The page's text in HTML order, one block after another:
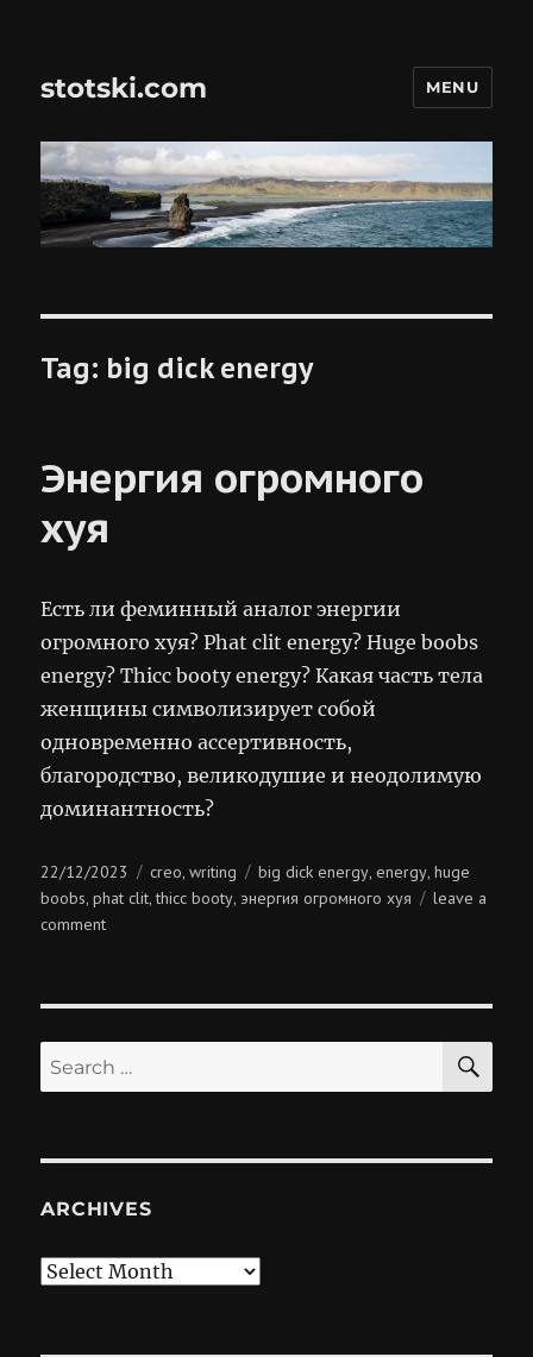
stotski.com MENU
Tag: big dick energy
Энергия огромного
хуя
Есть ли феминный аналог энергии
огромного хуя? Phat clit energy? Huge boobs
energy? Thicc booty energy? Какая часть тела
женщины символизирует собой
одновременно ассертивность,
благородство, великодушие и неодолимую
доминантность?
Posted
on
22/12/2023 Categories
creo,writing Tags
big dick energy,energy,huge
boobs,phat clit,thicc booty, энергия огромного хуя
leave a
commenton
хуя
Search
for:
ARCHIVES
Archives